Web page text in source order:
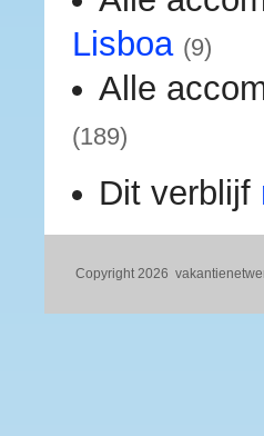
Lisboa (9)
Alle
(189)
Dit verblijf
Copyright 2026